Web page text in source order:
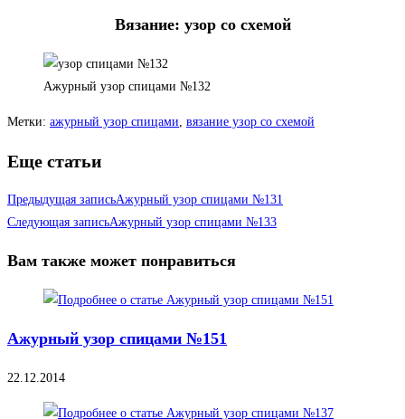
Вязание: узор со схемой
Ажурный узор спицами №132
Метки: ажурный узор спицами, вязание узор со схемой
Еще статьи
Предыдущая записьАжурный узор спицами №131
Следующая записьАжурный узор спицами №133
Вам также может понравиться
Ажурный узор спицами №151
22.12.2014